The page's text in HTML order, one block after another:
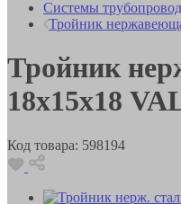
Системы
Тройник
Тройник
18х15х18
Код товара: 598194